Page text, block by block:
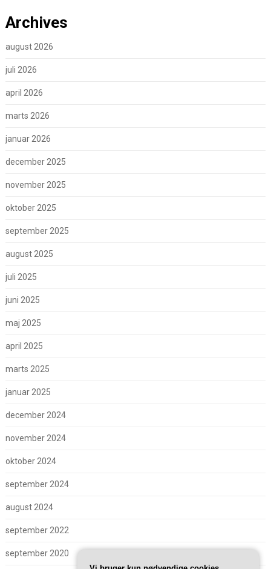
Archives
august 2026
juli 2026
april 2026
marts 2026
januar 2026
december 2025
november 2025
oktober 2025
september 2025
august 2025
juli 2025
juni 2025
maj 2025
april 2025
marts 2025
januar 2025
december 2024
november 2024
oktober 2024
september 2024
august 2024
september 2022
september 2020